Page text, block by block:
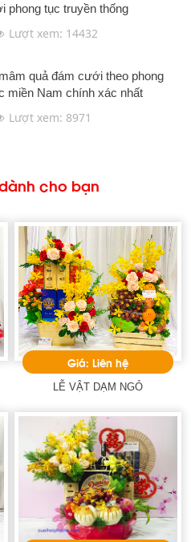
phong tục truyền thống
Lượt xem: 14432
quả đám cưới theo phong
miền Nam chính xác nhất
Lượt xem: 8971
cho bạn
Giá: Liên hệ
LỄ VẬT DẠM NGỎ